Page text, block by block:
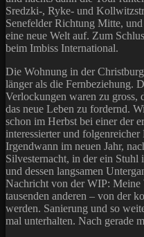
Sredzki-, Ryke- und
Senefelder Richtung Mitte,
eine neue Welt auf. Zum
beim Imbiss International.
Die Wohnung in der
länger als die Fernbeziehung.
Verlockungen waren zu
das neue Leben zu fordernd.
schon im Herbst bei einer der
interessierter und
Irgendwann im neuen Jahr,
Silvesternacht, in der ein Stuhl
und dessen langsamen
Nachricht von der WIP: Meine
tausenden anderen – von der
werden. Sanierung und so
mal unterhalten. Nach gerade